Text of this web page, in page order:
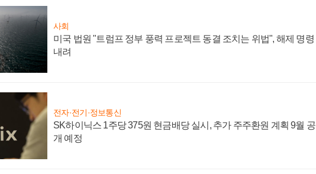
사회
미국 법원 "트럼프 정부 풍력 프로젝트 동결 조치는 위법", 해제 명령
내려
전자·전기·정보통신
SK하이닉스 1주당 375원 현금배당 실시, 추가 주주환원 계획 9월 공
개 예정